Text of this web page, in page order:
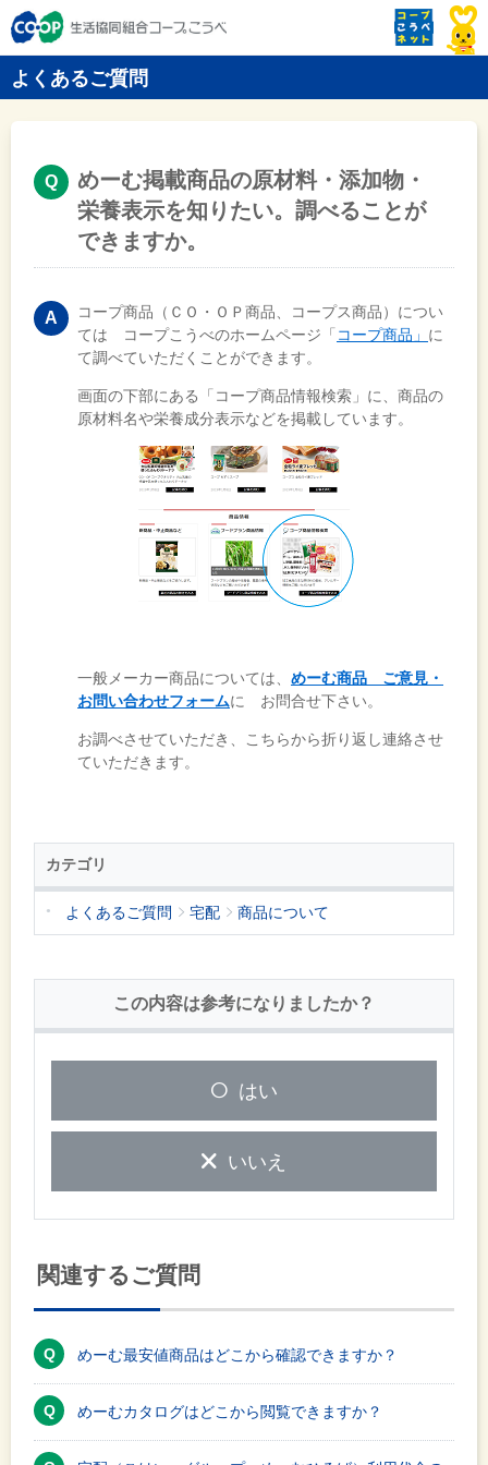
よくあるご質問
めーむ掲載商品の原材料・添加物・
栄養表示を知りたい。調べることが
できますか。
コープ商品（ＣＯ・ＯＰ商品、コープス商品）につい
ては コープこうべのホームページ「 コープ商品」 に
て調べていただくことができます。
画面の下部にある「コープ商品情報検索」に、商品の
原材料名や栄養成分表示などを掲載しています。
一般メーカー商品については、 めーむ商品 ご意見・
お問い合わせフォームに お問合せ下さい。
お調べさせていただき、こちらから折り返し連絡させ
ていただきます。
カテゴリ
よくあるご質問 宅配 商品について
この内容は参考になりましたか？
はい
いいえ
関連するご質問
めーむ最安値商品はどこから確認できますか？
めーむカタログはどこから閲覧できますか？